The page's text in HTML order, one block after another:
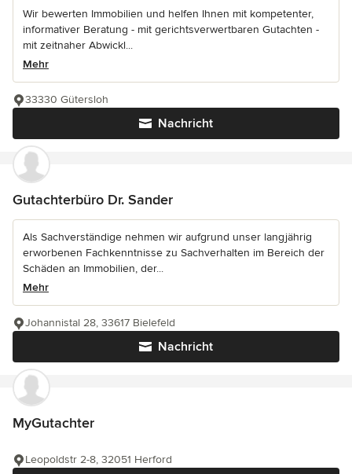
Wir bewerten Immobilien und helfen Ihnen mit kompetenter,
informativer Beratung - mit gerichtsverwertbaren Gutachten -
mit zeitnaher Abwickl...
Mehr
Nachricht
33330 Gütersloh
Gutachterbüro Dr. Sander
Als Sachverständige nehmen wir aufgrund unser langjährig
erworbenen Fachkenntnisse zu Sachverhalten im Bereich der
Schäden an Immobilien, der...
Mehr
Nachricht
Johannistal 28, 33617 Bielefeld
MyGutachter
Leopoldstr 2-8, 32051 Herford